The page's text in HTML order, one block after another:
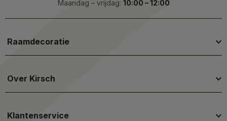
Maandag – vrijdag: 10:00 – 12:00
Raamdecoratie
Over Kirsch
Klantenservice